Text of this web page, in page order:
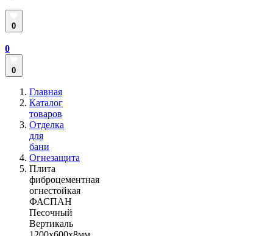
0
0
0
Главная
Каталог
товаров
Отделка
для
бани
Огнезащита
Плита
фиброцементная
огнестойкая
ФАСПАН
Песочный
Вертикаль